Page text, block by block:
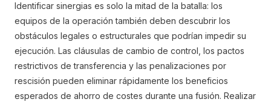
Identificar sinergias es solo la mitad de la batalla: los
equipos de la operación también deben descubrir los
obstáculos legales o estructurales que podrían impedir su
ejecución. Las cláusulas de cambio de control, los pactos
restrictivos de transferencia y las penalizaciones por
rescisión pueden eliminar rápidamente los beneficios
esperados de ahorro de costes durante una fusión. Realizar